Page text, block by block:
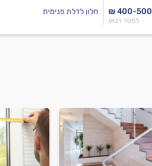
₪ 400-500
למטר רבוע
חלון לדלת פנימית